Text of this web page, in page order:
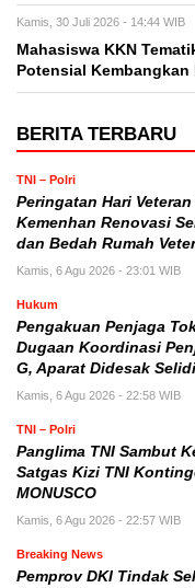
Kamis, 30 Juli 2026 - 14:44 WIB
Mahasiswa KKN
Potensial Kembangkan
BERITA TERBARU
TNI – Polri
Peringatan Hari
Kemenhan Renovasi
dan Bedah Rumah
Kamis, 6 Agu 2026 - 23:01 WIB
Hukum
Pengakuan Penjaga
Dugaan Koordinasi
G, Aparat Didesak
Kamis, 6 Agu 2026 - 22:58 WIB
TNI – Polri
Panglima TNI Sambut
Satgas Kizi TNI
MONUSCO
Kamis, 6 Agu 2026 - 22:57 WIB
Breaking News
Pemprov DKI Tindak